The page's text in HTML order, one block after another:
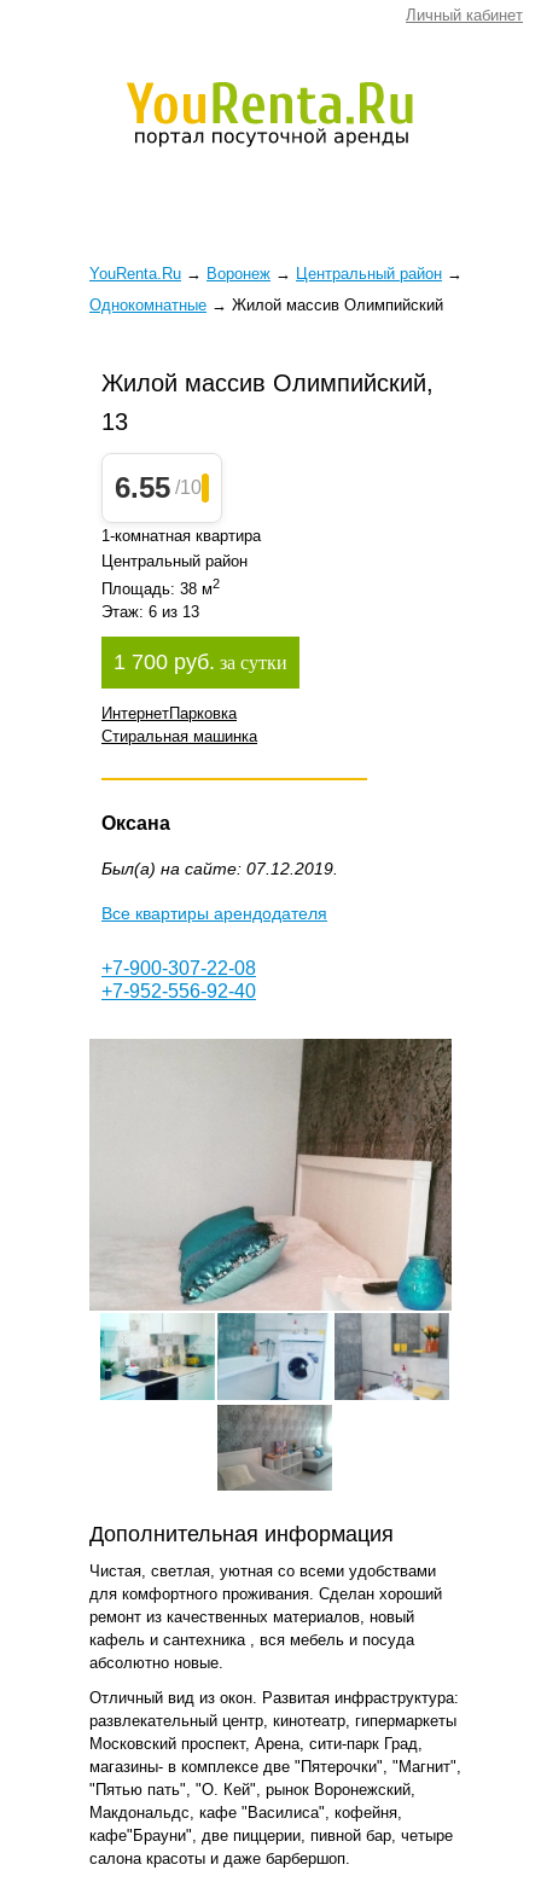
Личный кабинет
YouRenta.Ru → Воронеж → Центральный район →
Однокомнатные → Жилой массив Олимпийский
Жилой массив Олимпийский,
13
6.55 /10
1-комнатная квартира
Центральный район
Площадь: 38 м2
Этаж: 6 из 13
1 700 руб. за сутки
ИнтернетПарковка
Стиральная машинка
Оксана
Был(а) на сайте: 07.12.2019.
Все квартиры арендодателя
+7-900-307-22-08
+7-952-556-92-40
Дополнительная информация
Чистая, светлая, уютная со всеми удобствами
для комфортного проживания. Сделан хороший
ремонт из качественных материалов, новый
кафель и сантехника , вся мебель и посуда
абсолютно новые.
Отличный вид из окон. Развитая инфраструктура:
развлекательный центр, кинотеатр, гипермаркеты
Московский проспект, Арена, сити-парк Град,
магазины- в комплексе две "Пятерочки", "Магнит",
"Пятью пать", "О. Кей", рынок Воронежский,
Макдональдс, кафе "Василиса", кофейня,
кафе"Брауни", две пиццерии, пивной бар, четыре
салона красоты и даже барбершоп.